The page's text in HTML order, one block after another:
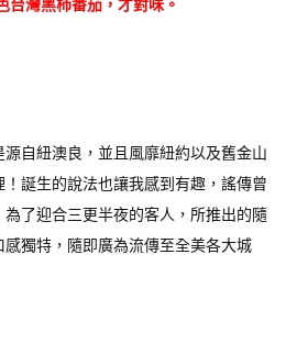
台灣黑柿番茄，才對味。
自紐澳良，並且風靡紐約以及舊金山
誕生的說法也讓我感到有趣，謠傳曾
了迎合三更半夜的客人，所推出的隨
獨特，隨即廣為流傳至全美各大城